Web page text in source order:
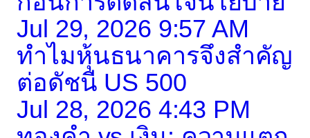
Jul 29, 2026 9:57 AM
ทำไมหุ้นธนาคารจึงสำคัญ
ต่อดัชนี US 500
Jul 28, 2026 4:43 PM